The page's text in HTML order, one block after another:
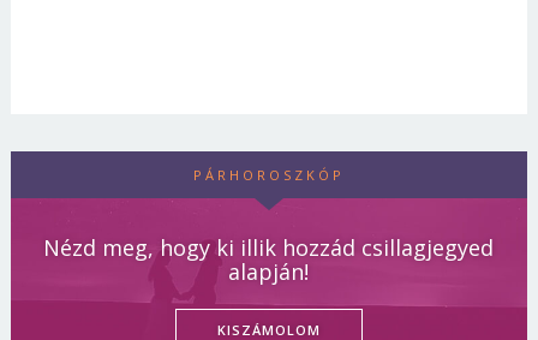
PÁRHOROSZKÓP
Nézd meg, hogy ki illik hozzád csillagjegyed
alapján!
KISZÁMOLOM